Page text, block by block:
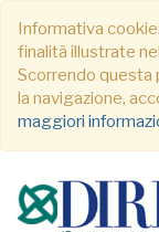
Informativa
finalità illustrate
Scorrendo questa
la navigazione,
maggiori